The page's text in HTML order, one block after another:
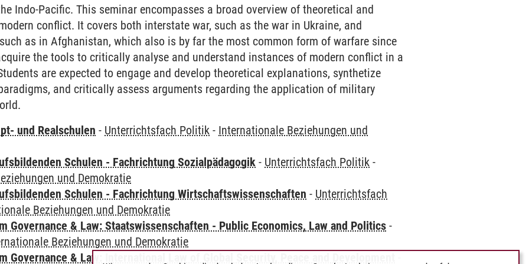
Indo-Pacific. This seminar encompasses a broad overview of theoretical and
conflict. It covers both interstate war, such as the war in Ukraine, and
as in Afghanistan, which also is by far the most common form of warfare since
the tools to critically analyse and understand instances of modern conflict in a
are expected to engage and develop theoretical explanations, synthetize
and critically assess arguments regarding the application of military
und Realschulen - Unterrichtsfach Politik - Internationale Beziehungen und
Schulen - Fachrichtung Sozialpädagogik - Unterrichtsfach Politik -
und Demokratie
Schulen - Fachrichtung Wirtschaftswissenschaften - Unterrichtsfach
Beziehungen und Demokratie
Governance & Law: Staatswissenschaften - Public Economics, Law and Politics -
Beziehungen und Demokratie
Governance & Law: International Law of Global Security, Peace and Development